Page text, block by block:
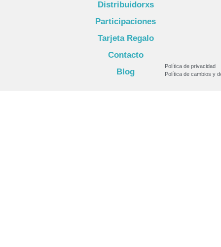
Distribuidorxs
Participaciones
Tarjeta Regalo
Contacto
Blog
Política de privacidad
Política de cambios y